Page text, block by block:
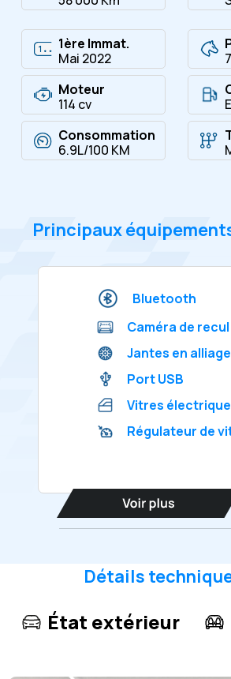
1ère Immat.
Mai 2022
Moteur
114 cv
Consommation
6.9L/100 KM
Principaux
Bluetooth
Caméra de recul
Jantes en alliage
Port USB
Vitres électrique
Régulateur de
Détails
État extérieur